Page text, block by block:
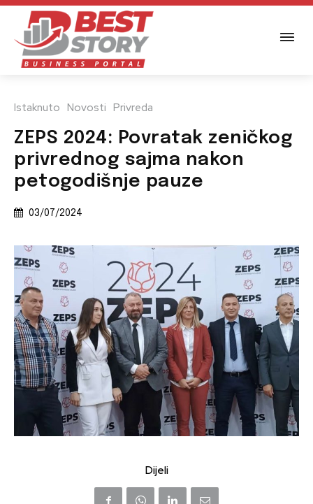
Istaknuto Novosti Privreda
ZEPS 2024: Povratak zeničkog
privrednog sajma nakon
petogodišnje pauze
03/07/2024
Dijeli